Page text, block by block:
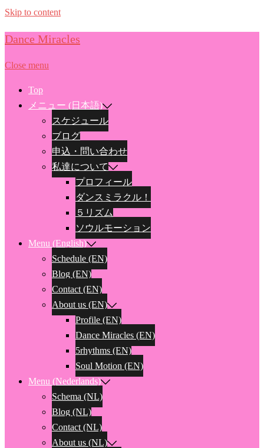
Skip to content
Dance Miracles
Close menu
Top
メニュー (日本語)
スケジュール
ブログ
申込・問い合わせ
私達について
プロフィール
ダンスミラクル！
５リズム
ソウルモーション
Menu (English)
Schedule (EN)
Blog (EN)
Contact (EN)
About us (EN)
Profile (EN)
Dance Miracles (EN)
5rhythms (EN)
Soul Motion (EN)
Menu (Nederlands)
Schema (NL)
Blog (NL)
Contact (NL)
About us (NL)